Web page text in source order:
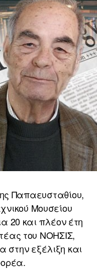
Παπαευσταθίου,
Μουσείου
20 και πλέον έτη
του ΝΟΗΣΙΣ,
στην εξέλιξη και